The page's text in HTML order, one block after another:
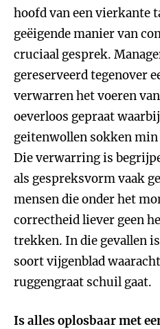
hoofd van een vierkante
geëigende manier van
cruciaal gesprek.
gereserveerd tegenover
verwarren het voeren
oeverloos gepraat
geitenwollen sokken
Die verwarring is
als gespreksvorm vaak
mensen die onder het
correctheid liever geen
trekken. In die gevallen
soort vijgenblad
ruggengraat schuil gaat.
Is alles oplosbaar met